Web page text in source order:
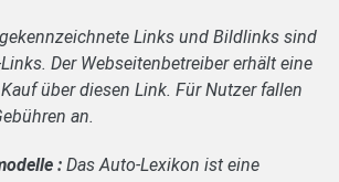
Links und Bildlinks sind
Der Webseitenbetreiber erhält eine
über diesen Link. Für Nutzer fallen
an.
: Das Auto-Lexikon ist eine